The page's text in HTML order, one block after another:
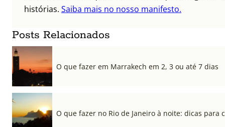
histórias. Saiba mais no nosso manifesto.
Posts Relacionados
O que fazer em Marrakech em 2, 3 ou até 7 dias
O que fazer no Rio de Janeiro à noite: dicas para